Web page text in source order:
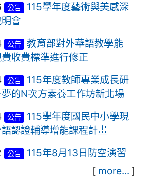
公告
115學年度藝術與美感深
會
公告
教育部對外華語教學能
收費標準進行修正
公告
115年度教師專業成長研
的N次方素養工作坊新北場
公告
115學年度國民中小學現
認證輔導增能課程計畫
公告
115年8月13日防空演習
[ more... ]